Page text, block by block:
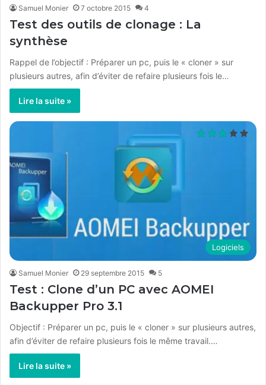
Samuel Monier 7 octobre 2015 4
Test des outils de clonage : La
synthèse
Rappel de l’objectif : Préparer un pc, puis le « cloner » sur
plusieurs autres, afin d’éviter de refaire plusieurs fois le…
Lire la suite »
Logiciels
Samuel Monier 29 septembre 2015 5
Test : Clone d’un PC avec AOMEI
Backupper Pro 3.1
Objectif : Préparer un pc, puis le « cloner » sur plusieurs autres,
afin d’éviter de refaire plusieurs fois le même travail.…
Lire la suite »